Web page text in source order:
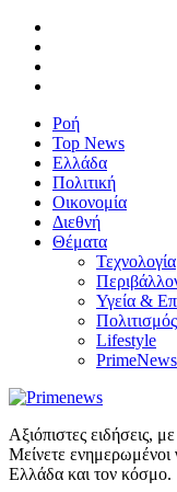
Ροή
Top News
Ελλάδα
Πολιτική
Οικονομία
Διεθνή
Θέματα
Τεχνολογία
Υγεία &
Πολιτισμός
Lifestyle
Αξιόπιστες ειδήσεις,
Μείνετε ενημερωμένοι
Ελλάδα και τον κόσμο.